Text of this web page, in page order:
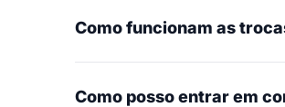
Como funcionam as
Como posso entrar em